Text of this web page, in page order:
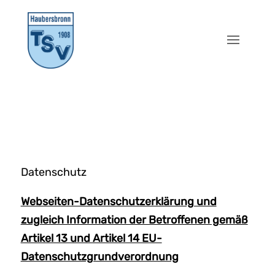
Datenschutz
Webseiten-Datenschutzerklärung und
zugleich Information der Betroffenen gemäß
Artikel 13 und Artikel 14 EU-
Datenschutzgrundverordnung